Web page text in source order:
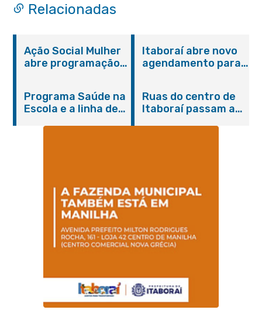
Relacionadas
Ação Social Mulher
abre programação
serviços gratuitos e
orientações
Itaboraí abre novo
agendamento para
Programa Saúde na
Escola e a linha de
Magalhães Seabra
Ruas do centro de
Itaboraí passam a